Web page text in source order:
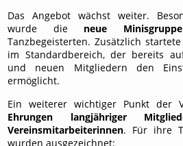
Das Angebot wächst weiter.
wurde die neue Minisgruppe
Tanzbegeisterten. Zusätzlich
im Standardbereich, der bereits
und neuen Mitgliedern den
ermöglicht.
Ein weiterer wichtiger Punkt der
Ehrungen langjähriger
Vereinsmitarbeiterinnen. Für ihre
wurden ausgezeichnet: